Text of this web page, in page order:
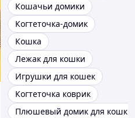
Кошачьи домики
Когтеточка-домик
Кошка
Лежак для кошки
Игрушки для кошек
Когтеточка коврик
Плюшевый домик для кошки